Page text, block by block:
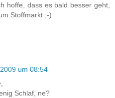
hoffe, dass es bald besser geht,
Stoffmarkt ;-)
um 08:54
Schlaf, ne?